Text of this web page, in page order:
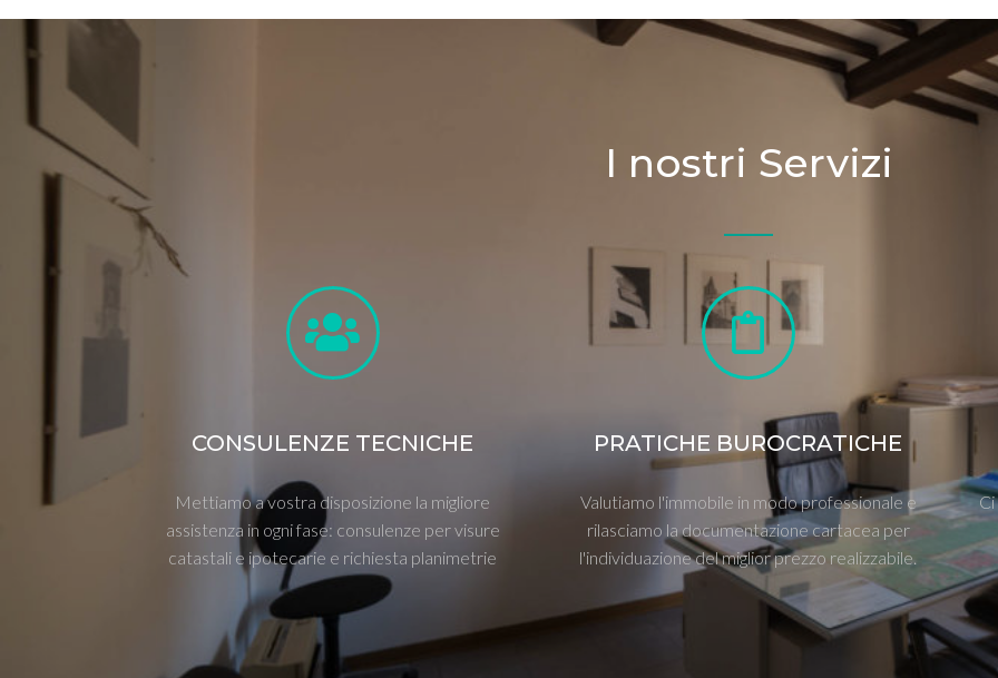
I nostri Servizi
CONSULENZE TECNICHE
Mettiamo a vostra disposizione la migliore
assistenza in ogni fase: consulenze per visure
catastali e ipotecarie e richiesta planimetrie
PRATICHE BUROCRATICHE
Valutiamo l'immobile in modo professionale e
rilasciamo la documentazione cartacea per
l'individuazione del miglior prezzo realizzabile.